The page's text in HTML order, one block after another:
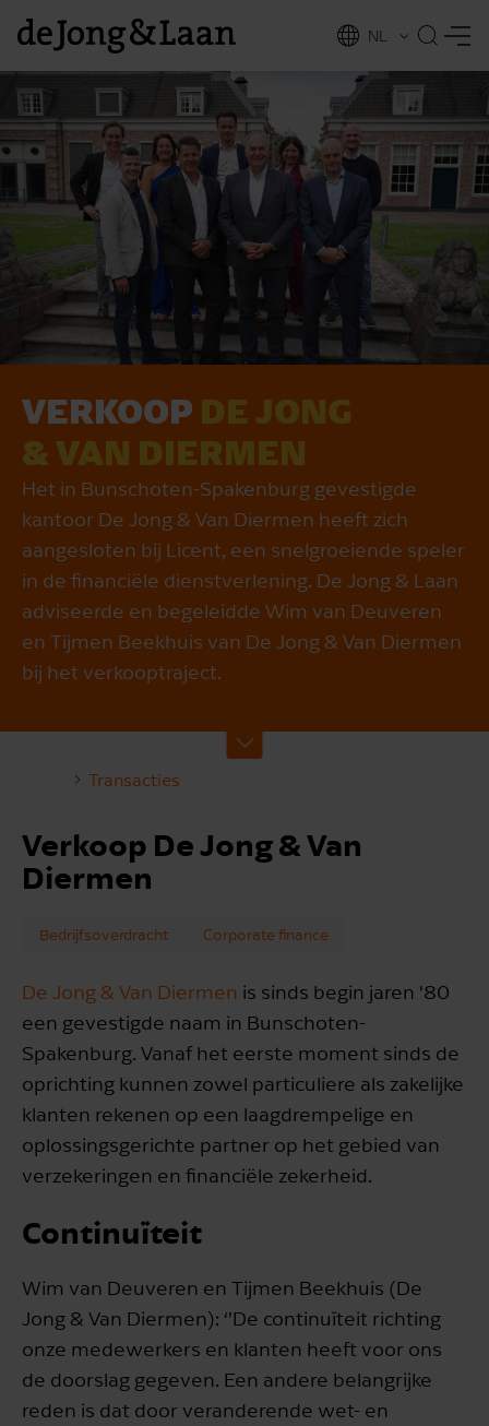
EN
NL
VERKOOP DE JONG
& VAN DIERMEN
Het in Bunschoten-Spakenburg gevestigde
kantoor De Jong & Van Diermen heeft zich
aangesloten bij Licent, een snelgroeiende speler
in de financiële dienstverlening. De Jong & Laan
adviseerde en begeleidde Wim van Deuveren
en Tijmen Beekhuis van De Jong & Van Diermen
bij het verkooptraject.
Transacties
Verkoop De Jong & Van
Diermen
Bedrijfsoverdracht Corporate finance
De Jong & Van Diermen is sinds begin jaren '80
een gevestigde naam in Bunschoten-
Spakenburg. Vanaf het eerste moment sinds de
oprichting kunnen zowel particuliere als zakelijke
klanten rekenen op een laagdrempelige en
oplossingsgerichte partner op het gebied van
verzekeringen en financiële zekerheid.
Continuïteit
Wim van Deuveren en Tijmen Beekhuis (De
Jong & Van Diermen): ‘’De continuïteit richting
onze medewerkers en klanten heeft voor ons
de doorslag gegeven. Een andere belangrijke
reden is dat door veranderende wet- en